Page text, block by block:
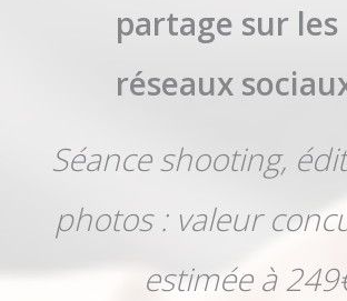
partage sur les
réseaux
Séance shooting,
photos : valeur
estimée à